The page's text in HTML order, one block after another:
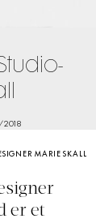
MARIE SKALL
er et